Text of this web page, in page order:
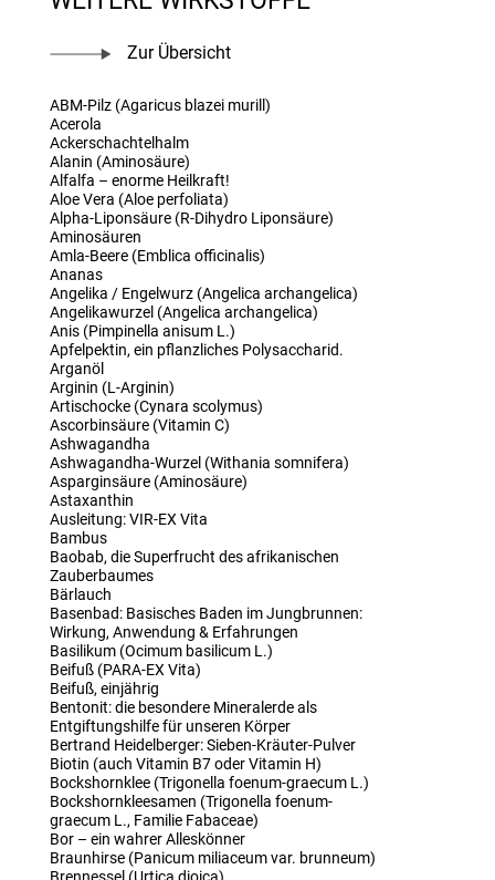
Zur Übersicht
ABM-Pilz (Agaricus blazei murill)
Acerola
Ackerschachtelhalm
Alanin (Aminosäure)
Alfalfa – enorme Heilkraft!
Aloe Vera (Aloe perfoliata)
Alpha-Liponsäure (R-Dihydro Liponsäure)
Aminosäuren
Amla-Beere (Emblica officinalis)
Ananas
Angelika / Engelwurz (Angelica archangelica)
Angelikawurzel (Angelica archangelica)
Anis (Pimpinella anisum L.)
Apfelpektin, ein pflanzliches Polysaccharid.
Arganöl
Arginin (L-Arginin)
Artischocke (Cynara scolymus)
Ascorbinsäure (Vitamin C)
Ashwagandha
Ashwagandha-Wurzel (Withania somnifera)
Asparginsäure (Aminosäure)
Astaxanthin
Ausleitung: VIR-EX Vita
Bambus
Baobab, die Superfrucht des afrikanischen
Zauberbaumes
Bärlauch
Basenbad: Basisches Baden im Jungbrunnen:
Wirkung, Anwendung & Erfahrungen
Basilikum (Ocimum basilicum L.)
Beifuß (PARA-EX Vita)
Beifuß, einjährig
Bentonit: die besondere Mineralerde als
Entgiftungshilfe für unseren Körper
Bertrand Heidelberger: Sieben-Kräuter-Pulver
Biotin (auch Vitamin B7 oder Vitamin H)
Bockshornklee (Trigonella foenum-graecum L.)
Bockshornkleesamen (Trigonella foenum-
graecum L., Familie Fabaceae)
Bor – ein wahrer Alleskönner
Braunhirse (Panicum miliaceum var. brunneum)